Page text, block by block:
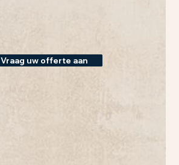
Vraag uw offerte aan